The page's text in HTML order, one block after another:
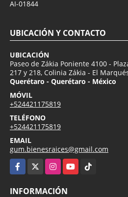
AI-01844
UBICACIÓN Y CONTACTO
UBICACIÓN
Paseo de Zákia Poniente 4100 -
217 y 218, Colinia Zákia - El
Querétaro - Querétaro - México
MÓVIL
+524421175819
TELÉFONO
+524421175819
EMAIL
gum.bienesraices@gmail.com
Facebook
InstagramYouTubeTikTok
INFORMACIÓN